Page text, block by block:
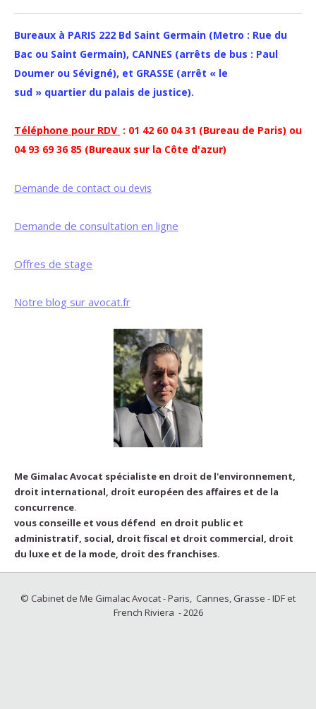
Bureaux à PARIS 222 Bd Saint Germain (Metro : Rue du
Bac ou Saint Germain), CANNES (arrêts de bus : Paul
Doumer ou Sévigné), et GRASSE (arrêt « le
sud » quartier du palais de justice).
Téléphone pour RDV : 01 42 60 04 31 (Bureau de Paris) ou
04 93 69 36 85 (Bureaux sur la Côte d'azur)
Demande de contact ou devis
Demande de consultation en ligne
Offres de stage
Notre blog sur avocat.fr
Me Gimalac Avocat spécialiste en droit de l'environnement,
droit international, droit européen des affaires et de la
concurrence.
vous conseille et vous défend en droit public et
administratif, social, droit fiscal et droit commercial, droit
du luxe et de la mode, droit des franchises.
© Cabinet de Me Gimalac Avocat - Paris, Cannes, Grasse - IDF et
French Riviera - 2026